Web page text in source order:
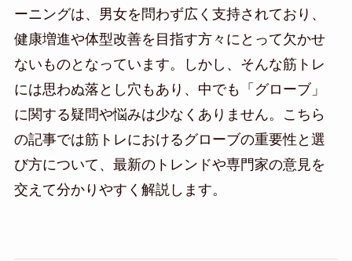
ーニングは、男女を問わず広く支持されており、
健康増進や体型改善を目指す方々にとって欠かせ
ないものとなっています。しかし、そんな筋トレ
には思わぬ落とし穴もあり、中でも「グローブ」
に関する疑問や悩みは少なくありません。こちら
の記事では筋トレにおけるグローブの重要性と選
び方について、最新のトレンドや専門家の意見を
交えて分かりやすく解説します。